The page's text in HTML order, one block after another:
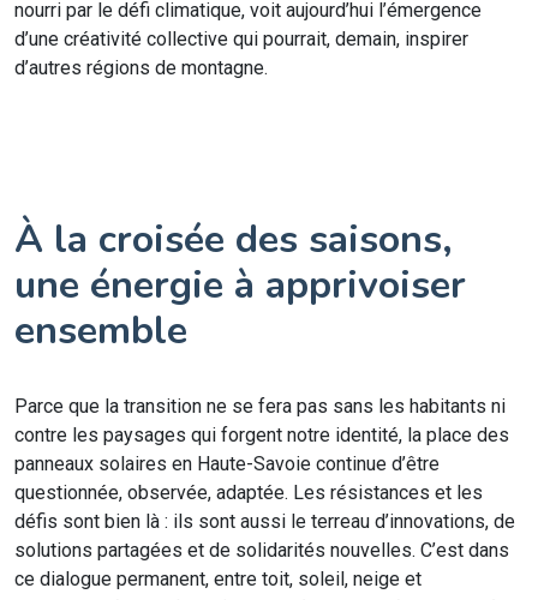
nourri par le défi climatique, voit aujourd’hui l’émergence
d’une créativité collective qui pourrait, demain, inspirer
d’autres régions de montagne.
À la croisée des saisons,
une énergie à apprivoiser
ensemble
Parce que la transition ne se fera pas sans les habitants ni
contre les paysages qui forgent notre identité, la place des
panneaux solaires en Haute-Savoie continue d’être
questionnée, observée, adaptée. Les résistances et les
défis sont bien là : ils sont aussi le terreau d’innovations, de
solutions partagées et de solidarités nouvelles. C’est dans
ce dialogue permanent, entre toit, soleil, neige et